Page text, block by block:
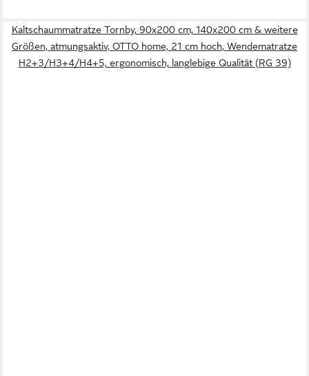
Kaltschaummatratze Tornby, 90x200 cm, 140x200 cm & weitere
Größen, atmungsaktiv, OTTO home, 21 cm hoch, Wendematratze
H2+3/H3+4/H4+5, ergonomisch, langlebige Qualität (RG 39)